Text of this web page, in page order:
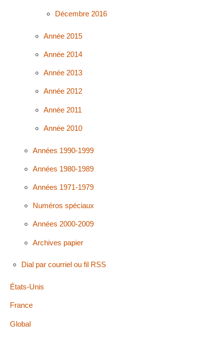
Décembre 2016
Année 2015
Année 2014
Année 2013
Année 2012
Année 2011
Année 2010
Années 1990-1999
Années 1980-1989
Années 1971-1979
Numéros spéciaux
Années 2000-2009
Archives papier
Dial par courriel ou fil RSS
États-Unis
France
Global